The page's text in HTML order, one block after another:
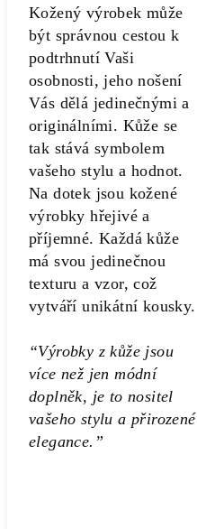
Kožený výrobek může
být správnou cestou k
podtrhnutí Vaši
osobnosti, jeho nošení
Vás dělá jedinečnými a
originálními. Kůže se
tak stává symbolem
vašeho stylu a hodnot.
Na dotek jsou kožené
výrobky hřejivé a
příjemné. Každá kůže
má svou jedinečnou
texturu a vzor, což
vytváří unikátní kousky.
“Výrobky z kůže jsou
více než jen módní
doplněk, je to nositel
vašeho stylu a přirozené
elegance.”